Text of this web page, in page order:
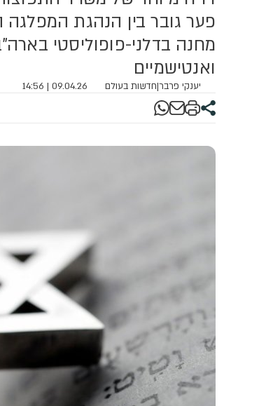
פער גובר בין הנהגת המפלגה
מחנה בדלני-פופוליסטי
ואנטישמיים
יענקי פרבר|חדשות בעולם 09.04.26 | 14:56